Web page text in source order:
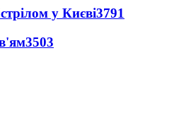
у Києві3791
3503